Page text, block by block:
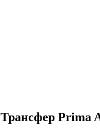
Трансфер Prima